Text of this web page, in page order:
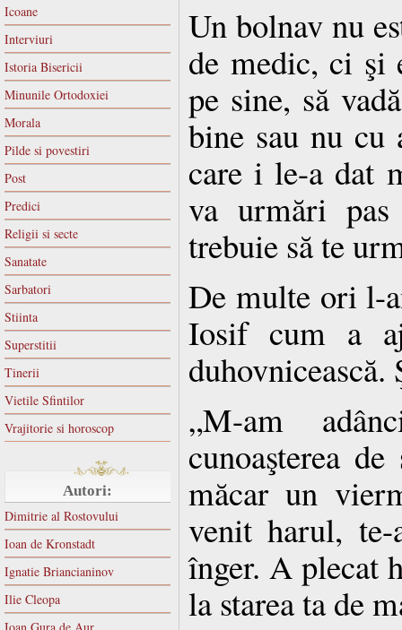
Icoane
Interviuri
Istoria Bisericii
Minunile Ortodoxiei
Morala
Pilde si povestiri
Post
Predici
Religii si secte
Sanatate
Sarbatori
Stiinta
Superstitii
Tinerii
Vietile Sfintilor
Vrajitorie si horoscop
Autori:
Dimitrie al Rostovului
Ioan de Kronstadt
Ignatie Briancianinov
Ilie Cleopa
Ioan Gura de Aur
Un bolnav nu
de medic, ci şi
pe sine, să
bine sau nu cu
care i le-a dat
va urmări
trebuie să te
De multe ori l-
Iosif cum a
duhovnicească.
„M-am
cunoaşterea
măcar un
venit harul,
înger. A plecat
la starea ta de